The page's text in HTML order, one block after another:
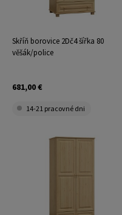
Skříň borovice 2Dč4 šířka 80
věšák/police
681,00 €
14-21 pracovné dni